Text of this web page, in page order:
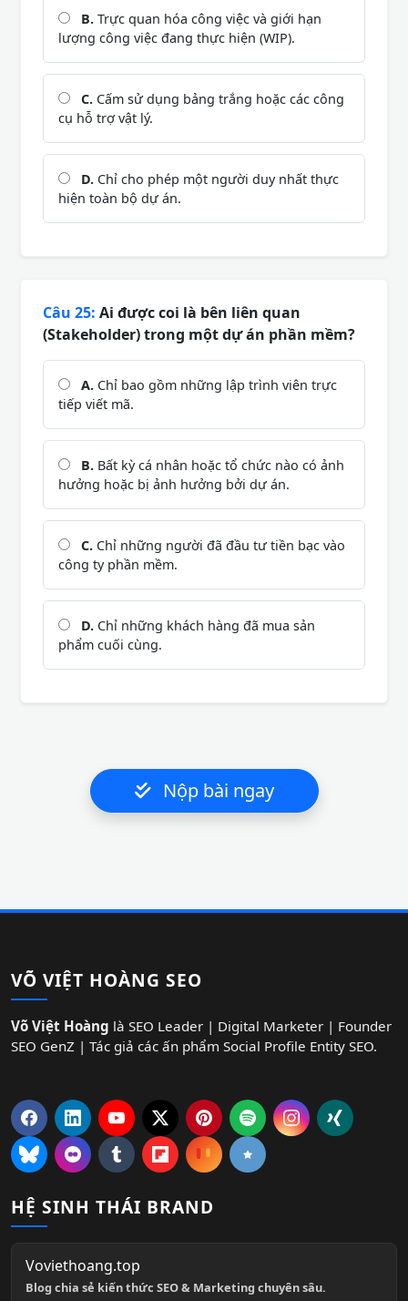
B. Trực quan hóa công việc và giới hạn
lượng công việc đang thực hiện (WIP).
C. Cấm sử dụng bảng trắng hoặc các công
cụ hỗ trợ vật lý.
D. Chỉ cho phép một người duy nhất thực
hiện toàn bộ dự án.
Câu 25: Ai được coi là bên liên quan
(Stakeholder) trong một dự án phần mềm?
A. Chỉ bao gồm những lập trình viên trực
tiếp viết mã.
B. Bất kỳ cá nhân hoặc tổ chức nào có ảnh
hưởng hoặc bị ảnh hưởng bởi dự án.
C. Chỉ những người đã đầu tư tiền bạc vào
công ty phần mềm.
D. Chỉ những khách hàng đã mua sản
phẩm cuối cùng.
Nộp bài ngay
VÕ VIỆT HOÀNG SEO
Võ Việt Hoàng là SEO Leader | Digital Marketer | Founder
SEO GenZ | Tác giả các ấn phẩm Social Profile Entity SEO.
HỆ SINH THÁI BRAND
Voviethoang.top
Blog chia sẻ kiến thức SEO & Marketing chuyên sâu.